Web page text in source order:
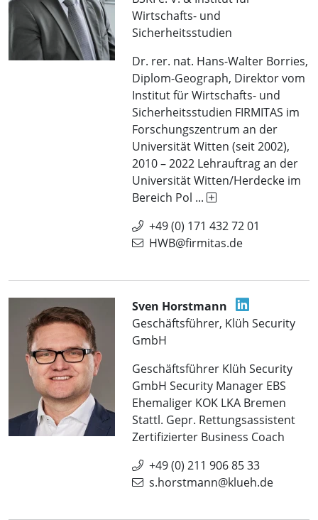
Wirtschafts- und
Sicherheitsstudien
Dr. rer. nat. Hans-Walter Borries,
Diplom-Geograph, Direktor vom
Institut für Wirtschafts- und
Sicherheitsstudien FIRMITAS im
Forschungszentrum an der
Universität Witten (seit 2002),
2010 – 2022 Lehrauftrag an der
Universität Witten/Herdecke im
Bereich Pol ...
+49 (0) 171 432 72 01
HWB@firmitas.de
Sven Horstmann
Geschäftsführer, Klüh Security
GmbH
Geschäftsführer Klüh Security
GmbH Security Manager EBS
Ehemaliger KOK LKA Bremen
Stattl. Gepr. Rettungsassistent
Zertifizierter Business Coach
+49 (0) 211 906 85 33
s.horstmann@klueh.de